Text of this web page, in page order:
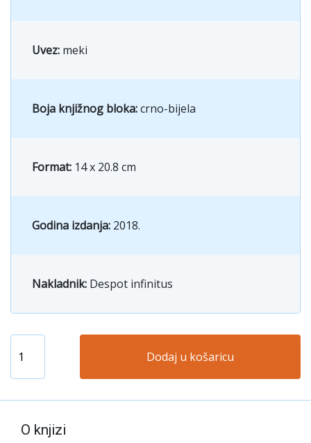
Uvez: meki
Boja knjižnog bloka:crno-bijela
Format: 14 x 20.8 cm
Godina izdanja: 2018.
Nakladnik: Despot infinitus
Dodaj u košaricu
O knjizi